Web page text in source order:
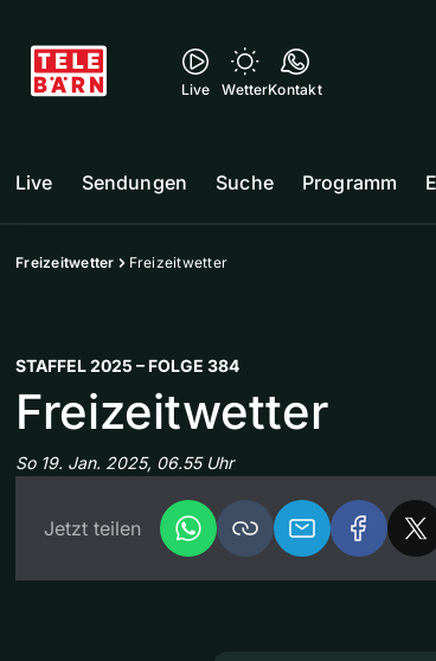
Live WetterKontakt
Live Sendungen Suche Programm
Freizeitwetter Freizeitwetter
STAFFEL 2025 – FOLGE 384
Freizeitwetter
So 19. Jan. 2025, 06.55 Uhr
Jetzt teilen